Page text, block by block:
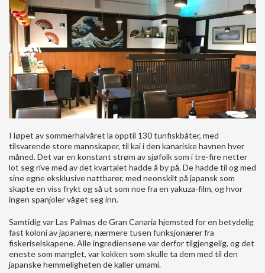
I løpet av sommerhalvåret la opptil 130 tunfiskbåter, med
tilsvarende store mannskaper, til kai i den kanariske havnen hver
måned. Det var en konstant strøm av sjøfolk som i tre-fire netter
lot seg rive med av det kvartalet hadde å by på. De hadde til og med
sine egne eksklusive nattbarer, med neonskilt på japansk som
skapte en viss frykt og så ut som noe fra en yakuza-film, og hvor
ingen spanjoler våget seg inn.
Samtidig var Las Palmas de Gran Canaria hjemsted for en betydelig
fast koloni av japanere, nærmere tusen funksjonærer fra
fiskeriselskapene. Alle ingrediensene var derfor tilgjengelig, og det
eneste som manglet, var kokken som skulle ta dem med til den
japanske hemmeligheten de kaller umami.